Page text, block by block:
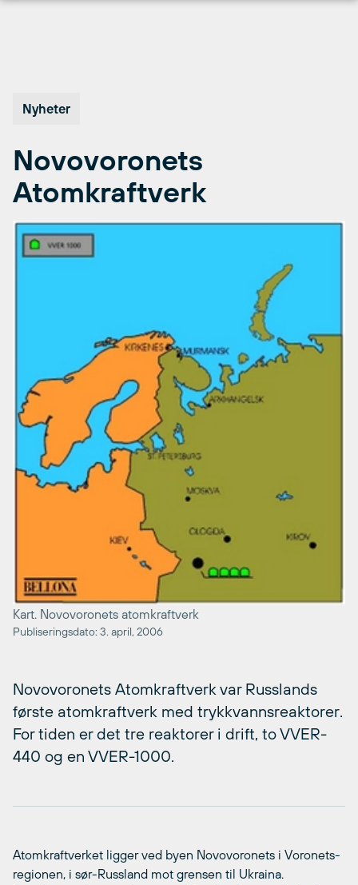
Nyheter
Novovoronets
Atomkraftverk
Kart. Novovoronets atomkraftverk
Publiseringsdato: 3. april, 2006
Novovoronets Atomkraftverk var Russlands
første atomkraftverk med trykkvannsreaktorer.
For tiden er det tre reaktorer i drift, to VVER-
440 og en VVER-1000.
Atomkraftverket ligger ved byen Novovoronets i Voronets-
regionen, i sør-Russland mot grensen til Ukraina.